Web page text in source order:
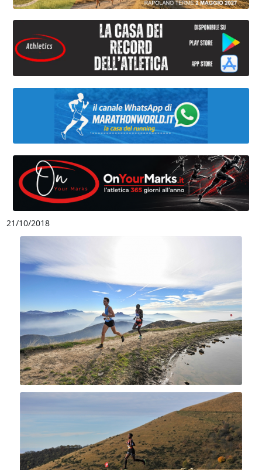
21/10/2018